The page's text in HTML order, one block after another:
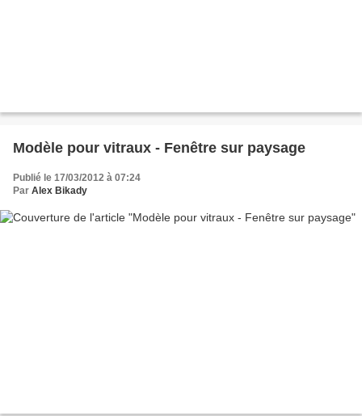
Modèle pour vitraux - Fenêtre sur paysage
Publié le 17/03/2012 à 07:24
Par Alex Bikady